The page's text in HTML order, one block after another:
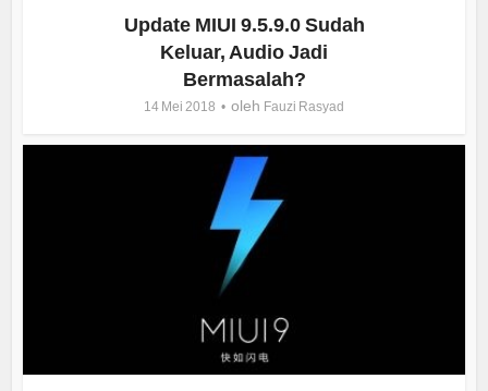
Update MIUI 9.5.9.0 Sudah
Keluar, Audio Jadi
Bermasalah?
14 Mei 2018 oleh Fauzi Rasyad